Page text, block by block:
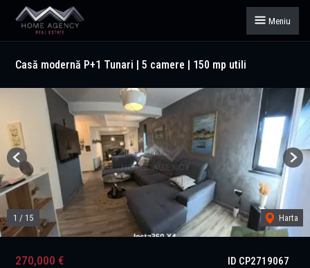
Meniu
Casă modernă P+1 Tunari | 5 camere | 150 mp utili
ID CP2719067
270,000 €
1 / 15 Harta
Previous Next